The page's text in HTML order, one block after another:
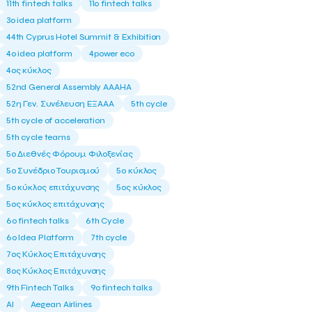
11th fintech talks
11ο fintech talks
3o idea platform
44th Cyprus Hotel Summit & Exhibition
4o idea platform
4power eco
4ος κύκλος
52nd General Assembly AAAHA
52η Γεν. Συνέλευση ΕΞΑΑΑ
5th cycle
5th cycle of acceleration
5th cycle teams
5ο Διεθνές Φόρουμ Φιλοξενίας
5ο Συνέδριο Τουρισμού
5ο κύκλος
5ο κύκλος επιτάχυνσης
5ος κύκλος
5ος κύκλος επιτάχυνσης
6o fintech talks
6th Cycle
6ο Idea Platform
7th cycle
7ος Κύκλος Επιτάχυνσης
8ος Κύκλος Επιτάχυνσης
9th Fintech Talks
9ο fintech talks
AI
Aegean Airlines